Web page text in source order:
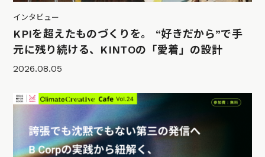
インタビュー
KPIを超えたものづくりを。 “好きだから”で手
元に残り続ける、KINTOの「愛着」の設計
2026.08.05